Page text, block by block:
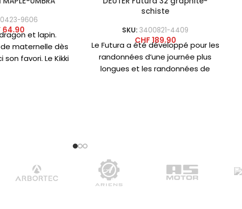
9606
64.90 et lapin.
maternelle dès
favori. Le Kikki
schiste
SKU:3400821-4409
CHF189.90
Le Futura a été développé pour les
randonnées d’une journée plus
longues et les randonnées de